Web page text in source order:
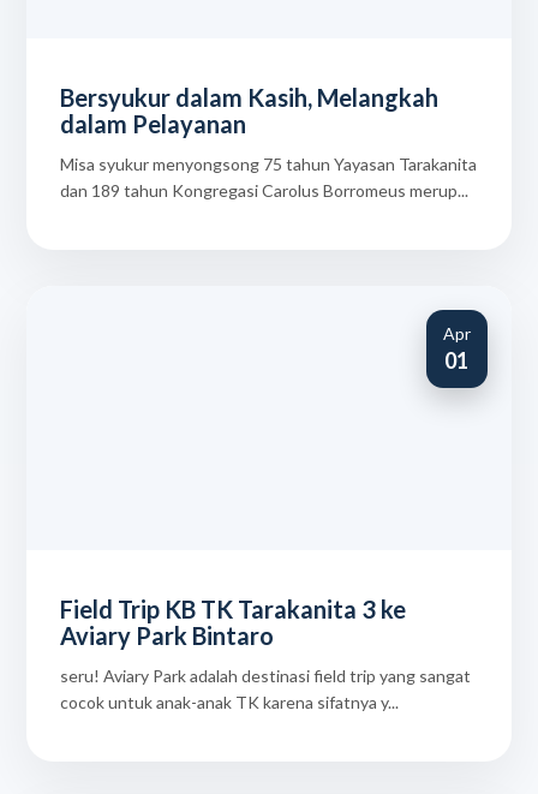
Bersyukur dalam Kasih, Melangkah
dalam Pelayanan
Misa syukur menyongsong 75 tahun Yayasan Tarakanita
dan 189 tahun Kongregasi Carolus Borromeus merup...
Apr
01
Field Trip KB TK Tarakanita 3 ke
Aviary Park Bintaro
seru! Aviary Park adalah destinasi field trip yang sangat
cocok untuk anak-anak TK karena sifatnya y...